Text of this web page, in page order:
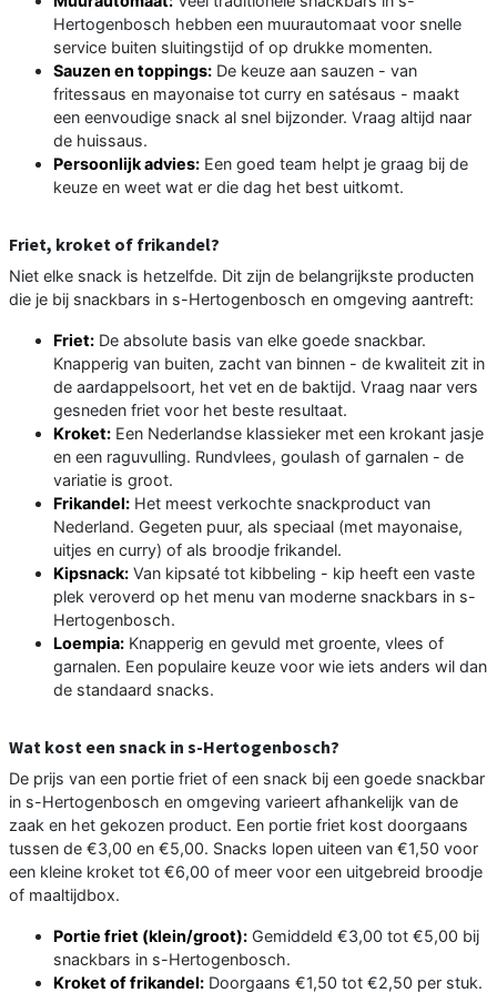
Hertogenbosch hebben een muurautomaat voor snelle
service buiten sluitingstijd of op drukke momenten.
Sauzen en toppings: De keuze aan sauzen - van
fritessaus en mayonaise tot curry en satésaus - maakt
een eenvoudige snack al snel bijzonder. Vraag altijd naar
de huissaus.
Persoonlijk advies: Een goed team helpt je graag bij de
keuze en weet wat er die dag het best uitkomt.
Friet, kroket of frikandel?
Niet elke snack is hetzelfde. Dit zijn de belangrijkste producten
die je bij snackbars in s-Hertogenbosch en omgeving aantreft:
Friet: De absolute basis van elke goede snackbar.
Knapperig van buiten, zacht van binnen - de kwaliteit zit in
de aardappelsoort, het vet en de baktijd. Vraag naar vers
gesneden friet voor het beste resultaat.
Kroket: Een Nederlandse klassieker met een krokant jasje
en een raguvulling. Rundvlees, goulash of garnalen - de
variatie is groot.
Frikandel: Het meest verkochte snackproduct van
Nederland. Gegeten puur, als speciaal (met mayonaise,
uitjes en curry) of als broodje frikandel.
Kipsnack: Van kipsaté tot kibbeling - kip heeft een vaste
plek veroverd op het menu van moderne snackbars in s-
Hertogenbosch.
Loempia: Knapperig en gevuld met groente, vlees of
garnalen. Een populaire keuze voor wie iets anders wil dan
de standaard snacks.
Wat kost een snack in s-Hertogenbosch?
De prijs van een portie friet of een snack bij een goede snackbar
in s-Hertogenbosch en omgeving varieert afhankelijk van de
zaak en het gekozen product. Een portie friet kost doorgaans
tussen de €3,00 en €5,00. Snacks lopen uiteen van €1,50 voor
een kleine kroket tot €6,00 of meer voor een uitgebreid broodje
of maaltijdbox.
Portie friet (klein/groot): Gemiddeld €3,00 tot €5,00 bij
snackbars in s-Hertogenbosch.
Kroket of frikandel: Doorgaans €1,50 tot €2,50 per stuk.